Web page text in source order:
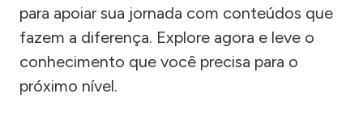
para apoiar sua jornada com conteúdos que
fazem a diferença. Explore agora e leve o
conhecimento que você precisa para o
próximo nível.